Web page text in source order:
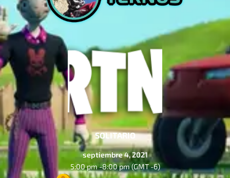
SOLITARIO
septiembre 4, 2021
5:00 pm -8:00 pm (GMT -6)